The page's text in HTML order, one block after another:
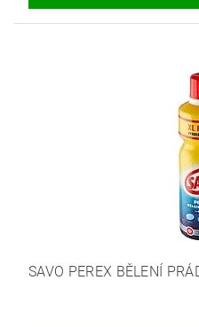
SAVO PEREX BĚLENÍ